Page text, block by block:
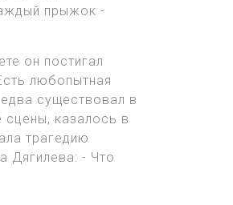
прыжок -
он постигал
любопытная
существовал в
казалось в
трагедию
Дягилева: - Что